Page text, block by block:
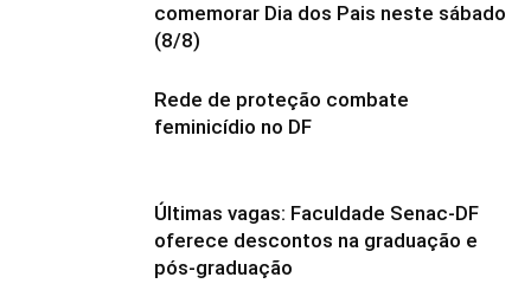
comemorar Dia dos Pais neste sábado
(8/8)
Rede de proteção combate
feminicídio no DF
Últimas vagas: Faculdade Senac-DF
oferece descontos na graduação e
pós-graduação